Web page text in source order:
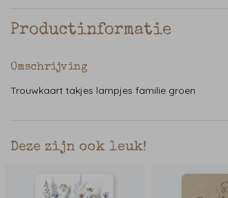
Productinformatie
Omschrijving
Trouwkaart takjes lampjes familie groen
Deze zijn ook leuk!